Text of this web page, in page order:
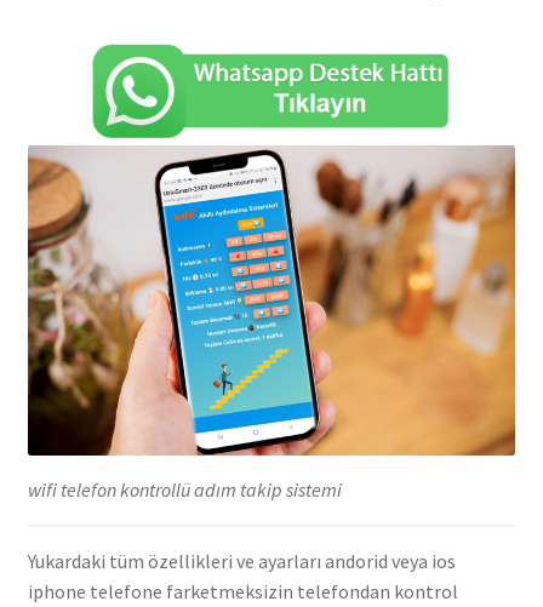
wifi telefon kontrollü adım takip sistemi
Yukardaki tüm özellikleri ve ayarları andorid veya ios
iphone telefone farketmeksizin telefondan kontrol